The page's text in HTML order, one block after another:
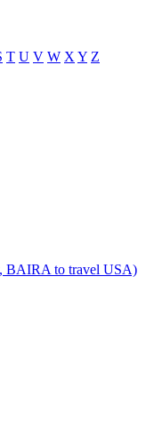
T U V W X Y Z
BAIRA to travel USA)